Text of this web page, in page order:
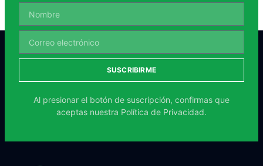
SUSCRIBIRME
Al presionar el botón de suscripción, confirmas que
aceptas nuestra Política de Privacidad.